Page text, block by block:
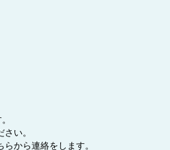
い。
から連絡をします。